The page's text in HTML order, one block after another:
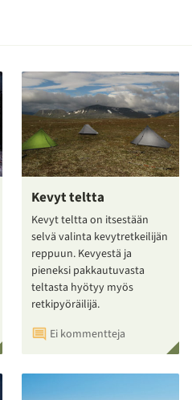
Kevyt teltta
Kevyt teltta on itsestään
selvä valinta kevytretkeilijän
reppuun. Kevyestä ja
pieneksi pakkautuvasta
teltasta hyötyy myös
retkipyöräilijä.
Ei kommentteja